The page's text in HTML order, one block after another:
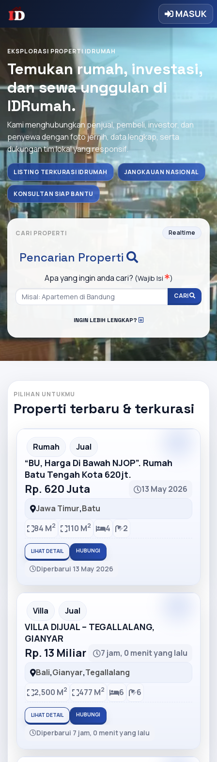
MASUK
EKSPLORASI PROPERTI IDRUMAH
Temukan rumah, investasi,
dan sewa unggulan di
IDRumah.
Kami menghubungkan penjual, pembeli, investor, dan
penyewa dengan foto jernih, data lengkap, serta
dukungan tim lokal yang responsif.
LISTING TERKURASI IDRUMAH JANGKAUAN NASIONAL
KONSULTAN SIAP BANTU
CARI PROPERTI Realtime
Pencarian Properti
Apa yang ingin anda cari? (Wajib Isi )
CARI
INGIN LEBIH LENGKAP?
PILIHAN UNTUKMU
Properti terbaru & terkurasi
Partner Ad
Rumah Jual
“BU, Harga Di Bawah NJOP”. Rumah
Batu Tengah Kota 620jt.
Rp. 620 Juta
13 May 2026
Jawa Timur,Batu
84 M2 110 M2 4 2
LIHAT DETAIL HUBUNGI
Diperbarui 13 May 2026
Partner Ad
Villa Jual
VILLA DIJUAL – TEGALLALANG,
GIANYAR
Rp. 13 Miliar
7 jam, 0 menit yang lalu
Bali,Gianyar,Tegallalang
2,500 M2 477 M2 6 6
LIHAT DETAIL HUBUNGI
Diperbarui 7 jam, 0 menit yang lalu